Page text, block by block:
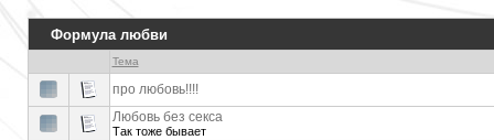
Формула любви
Тема
про любовь!!!!
Любовь без секса
Так тоже бывает